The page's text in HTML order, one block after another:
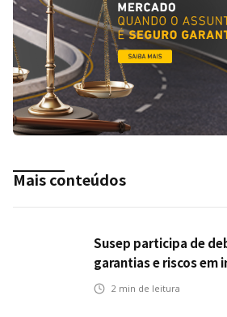
Mais conteúdos
Susep participa de
garantias e riscos em
transportes
2 min de leitura